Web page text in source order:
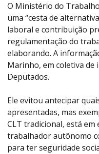
O Ministério do
uma “cesta de
laboral e contribuição
regulamentação do
elaborando. A
Marinho, em coletiva de
Deputados.
Ele evitou antecipar
apresentadas, mas
CLT tradicional, está
trabalhador autônomo
para ter seguridade